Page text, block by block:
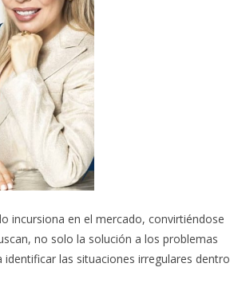
incursiona en el mercado, convirtiéndose
no solo la solución a los problemas
las situaciones irregulares dentro